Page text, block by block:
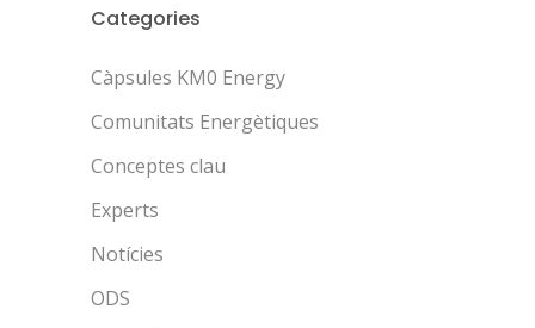
Categories
Càpsules KM0 Energy
Comunitats Energètiques
Conceptes clau
Experts
Notícies
ODS